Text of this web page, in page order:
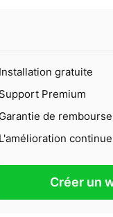
Installation gratuite
Support Premium
Garantie de
L'amélioration continue
Créer un